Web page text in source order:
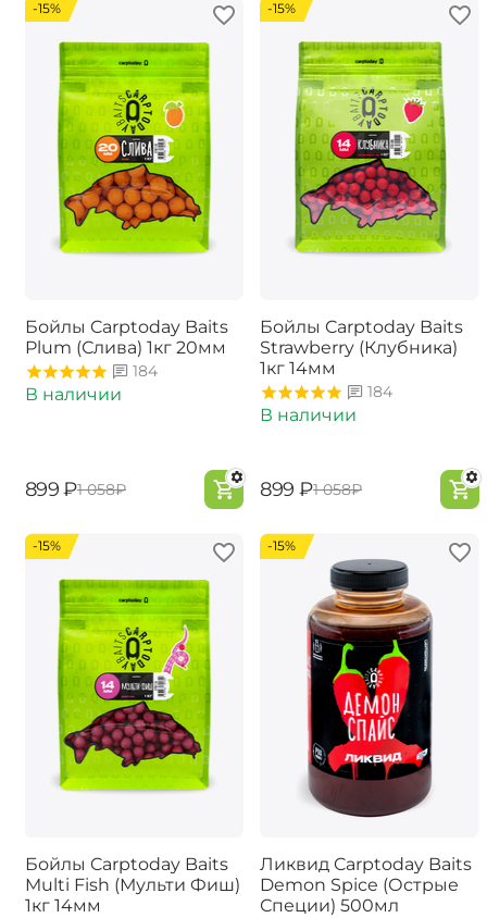
-15%
Бойлы Carptoday Baits
Plum (Слива) 1кг 20мм
184
В наличии
‍899‍ ₽‍1 058‍₽
-15%
Бойлы Carptoday Baits
Strawberry (Клубника)
1кг 14мм
184
В наличии
‍899‍ ₽‍1 058‍₽
-15%
Бойлы Carptoday Baits
Multi Fish (Мульти Фиш)
1кг 14мм
-15%
Ликвид Carptoday Baits
Demon Spice (Острые
Специи) 500мл